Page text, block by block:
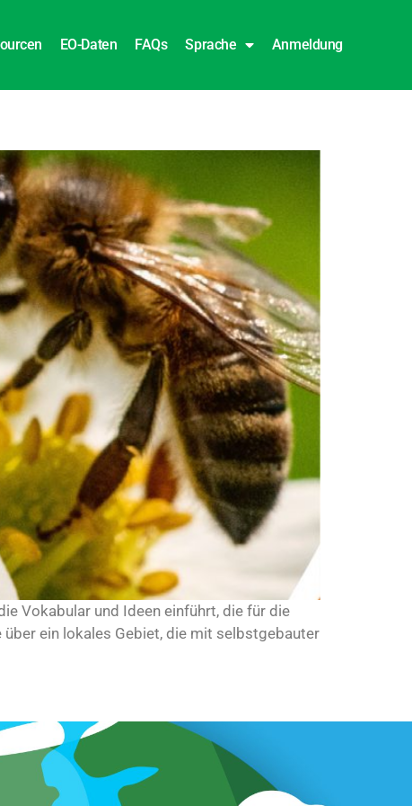
EO-Daten FAQs Sprache Anmeldung
Vokabular und Ideen einführt, die für die
ein lokales Gebiet, die mit selbstgebauter